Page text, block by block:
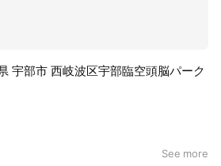
宇部市 西岐波区宇部臨空頭脳パーク
See more